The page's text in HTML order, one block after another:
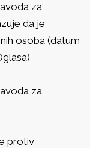
za
da je
osoba (datum
za
protiv